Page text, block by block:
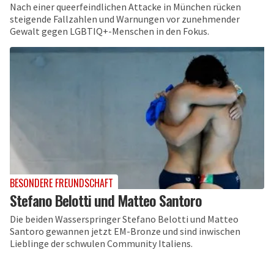
Nach einer queerfeindlichen Attacke in München rücken
steigende Fallzahlen und Warnungen vor zunehmender
Gewalt gegen LGBTIQ+-Menschen in den Fokus.
BESONDERE FREUNDSCHAFT
Stefano Belotti und Matteo Santoro
Die beiden Wasserspringer Stefano Belotti und Matteo
Santoro gewannen jetzt EM-Bronze und sind inwischen
Lieblinge der schwulen Community Italiens.